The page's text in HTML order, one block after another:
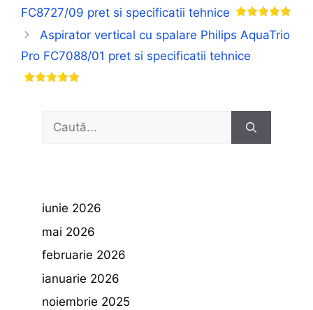
FC8727/09 pret si specificatii tehnice
Aspirator vertical cu spalare Philips AquaTrio
Pro FC7088/01 pret si specificatii tehnice
Caută
iunie 2026
mai 2026
februarie 2026
ianuarie 2026
noiembrie 2025